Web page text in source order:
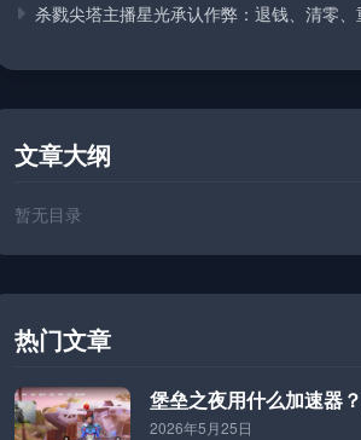
杀戮尖塔主播星光承认作弊：退钱、清零
文章大纲
暂无目录
热门文章
堡垒之夜用什么加速器
2026年5月25日